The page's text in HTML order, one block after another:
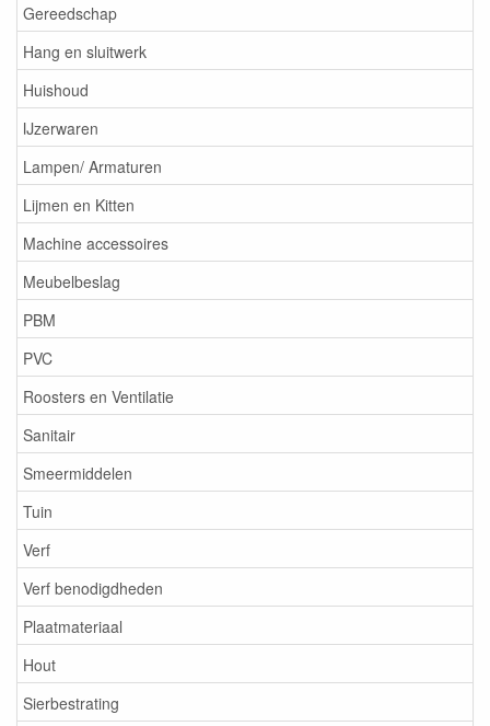
Gereedschap
Hang en sluitwerk
Huishoud
IJzerwaren
Lampen/ Armaturen
Lijmen en Kitten
Machine accessoires
Meubelbeslag
PBM
PVC
Roosters en Ventilatie
Sanitair
Smeermiddelen
Tuin
Verf
Verf benodigdheden
Plaatmateriaal
Hout
Sierbestrating